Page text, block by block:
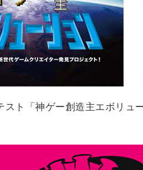
ト「神ゲー創造主エボリュ